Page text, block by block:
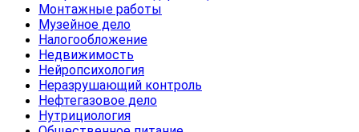
Монтажные работы
Музейное дело
Налогообложение
Недвижимость
Нейропсихология
Неразрушающий контроль
Нефтегазовое дело
Нутрициология